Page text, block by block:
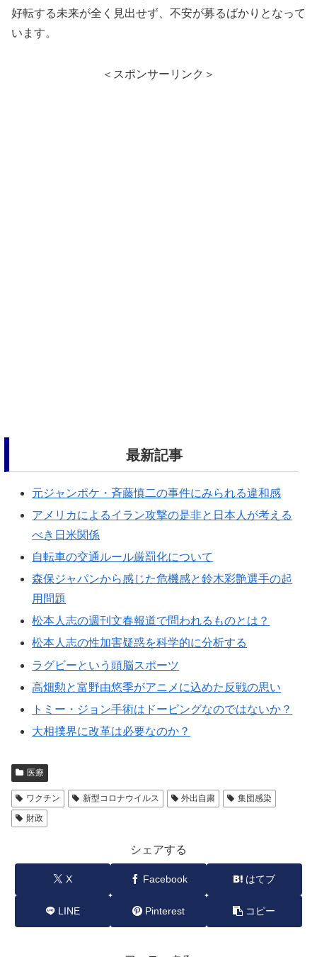
好転する未来が全く見出せず、不安が募るばかりとなって
います。
＜スポンサーリンク＞
最新記事
元ジャンポケ・斉藤慎二の事件にみられる違和感
アメリカによるイラン攻撃の是非と日本人が考える
べき日米関係
自転車の交通ルール厳罰化について
森保ジャパンから感じた危機感と鈴木彩艶選手の起
用問題
松本人志の週刊文春報道で問われるものとは？
松本人志の性加害疑惑を科学的に分析する
ラグビーという頭脳スポーツ
高畑勲と富野由悠季がアニメに込めた反戦の思い
トミー・ジョン手術はドーピングなのではないか？
大相撲界に改革は必要なのか？
医療
ワクチン 新型コロナウイルス 外出自粛
集団感染
財政
シェアする
X Facebook はてブ
LINE Pinterest コピー